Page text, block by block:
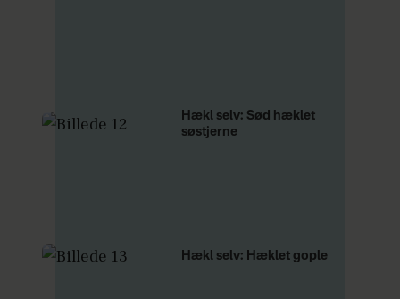
Hækl selv: Sød hæklet
søstjerne
Hækl selv: Hæklet gople